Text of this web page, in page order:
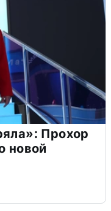
Прохор
новой